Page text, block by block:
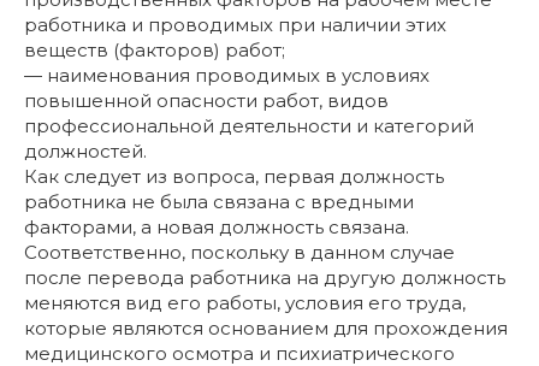
работника и проводимых при наличии этих
веществ (факторов) работ;
— наименования проводимых в условиях
повышенной опасности работ, видов
профессиональной деятельности и категорий
должностей.
Как следует из вопроса, первая должность
работника не была связана с вредными
факторами, а новая должность связана.
Соответственно, поскольку в данном случае
после перевода работника на другую должность
меняются вид его работы, условия его труда,
которые являются основанием для прохождения
медицинского осмотра и психиатрического